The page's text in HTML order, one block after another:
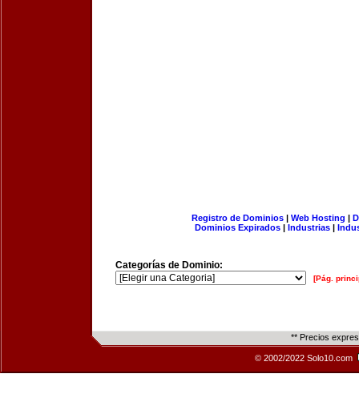
Registro de Dominios| Web Hosting |
Dominios Expirados | Industrias |
Categorías de Dominio:
[Pág.
** Precios
© 2002/2022 Solo10.com